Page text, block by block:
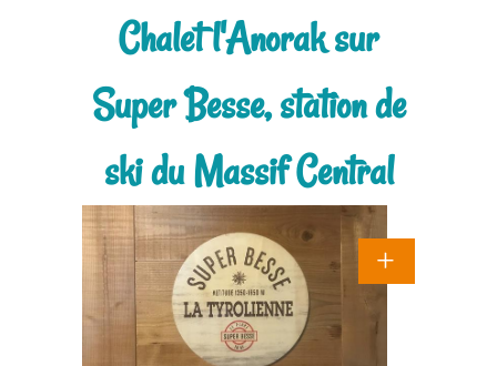
Chalet l'Anorak sur
Super Besse, station de
ski du Massif Central